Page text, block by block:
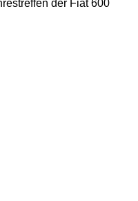
der Fiat 600